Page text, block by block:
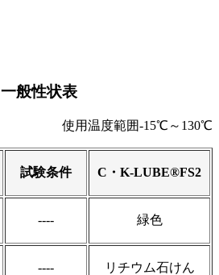
一般性状表
使用温度範囲-15℃～130℃
試験条件 C ・ K-LUBE®FS2
---- 緑色
---- リチウム石けん